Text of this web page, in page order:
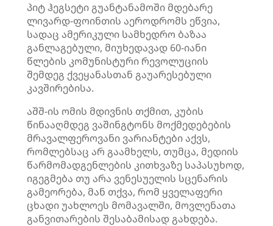
პიტ ჰეგსეტი გუანტანამოში მდებარე
ლივარდ-ფოინთის აეროდრომს ეწვია,
სადაც ამერიკული სამხედრო ბაზაა
განლაგებული, მიუხედავად 60-იანი
წლების კომუნისტური რევოლუციის
შემდეგ ქვეყანასთან გაუარესებული
კავშირებისა.
აშშ-ის ომის მდივნის თქმით, კუბის
წინააღმდეგ ვაშინგტონს მოქმედებების
მრავალფეროვანი ვარიანტები აქვს,
რომლებსაც არ გაამხელს, თუმცა, მედიის
წარმომადგენლების კითხვაზე საპასუხოდ,
იგეგმება თუ არა ვენესუელის სცენარის
გამეორება, მან თქვა, რომ ყველაფერი
ცხადი უახლოეს მომავალში, მოვლენათა
განვითარების შესაბამისად გახდება.